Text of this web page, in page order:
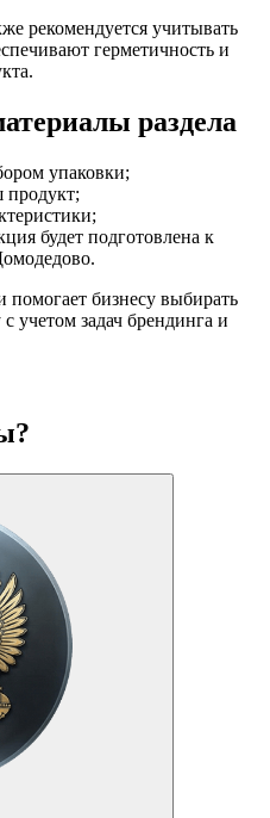
рекомендуется учитывать
герметичность и
раздела
упаковки;
продукт;
будет подготовлена к
помогает бизнесу выбирать
учетом задач брендинга и